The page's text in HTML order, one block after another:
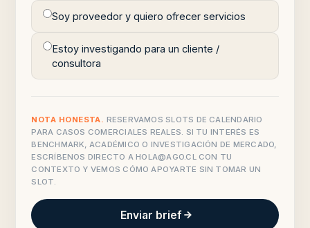
Soy proveedor y quiero ofrecer servicios
Estoy investigando para un cliente /
consultora
NOTA HONESTA. RESERVAMOS SLOTS DE CALENDARIO
PARA CASOS COMERCIALES REALES. SI TU INTERÉS ES
BENCHMARK, ACADÉMICO O INVESTIGACIÓN DE MERCADO,
ESCRÍBENOS DIRECTO AHOLA@AGO.CLCON TU
CONTEXTO Y VEMOS CÓMO APOYARTE SIN TOMAR UN
SLOT.
Enviar brief